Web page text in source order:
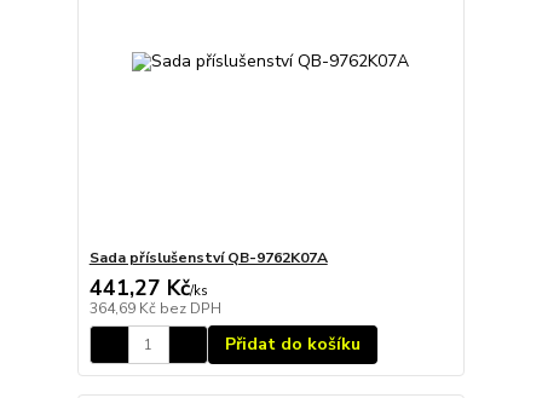
Sada příslušenství QB-9762K07A
441,27 Kč/ks
364,69 Kč bez DPH
Přidat do košíku